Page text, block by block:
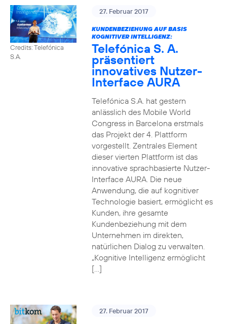
Credits: Telefónica
S.A.
27. Februar 2017
KUNDENBEZIEHUNG AUF BASIS
KOGNITIVER INTELLIGENZ:
Telefónica S. A.
präsentiert
innovatives Nutzer-
Interface AURA
Telefónica S.A. hat gestern
anlässlich des Mobile World
Congress in Barcelona erstmals
das Projekt der 4. Plattform
vorgestellt. Zentrales Element
dieser vierten Plattform ist das
innovative sprachbasierte Nutzer-
Interface AURA. Die neue
Anwendung, die auf kognitiver
Technologie basiert, ermöglicht es
Kunden, ihre gesamte
Kundenbeziehung mit dem
Unternehmen im direkten,
natürlichen Dialog zu verwalten.
„Kognitive Intelligenz ermöglicht
[…]
27. Februar 2017